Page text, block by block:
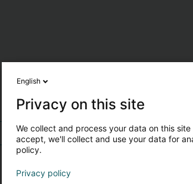
English
Privacy on this site
We collect and process your data on this
accept, we'll collect and use your data for
policy.
Privacy policy